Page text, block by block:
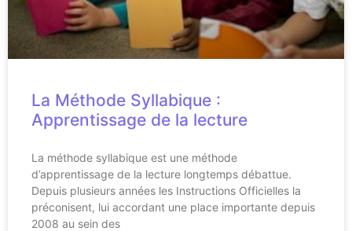
La Méthode Syllabique :
Apprentissage de la lecture
La méthode syllabique est une méthode
d’apprentissage de la lecture longtemps débattue.
Depuis plusieurs années les Instructions Officielles la
préconisent, lui accordant une place importante depuis
2008 au sein des